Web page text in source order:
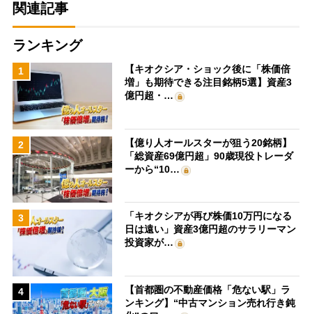
関連記事
ランキング
1
【キオクシア・ショック後に「株価倍
増」も期待できる注目銘柄5選】資産3
億円超・…
2
【億り人オールスターが狙う20銘柄】
「総資産69億円超」90歳現役トレーダ
ーから“10…
3
「キオクシアが再び株価10万円になる
日は遠い」資産3億円超のサラリーマン
投資家が…
4
【首都圏の不動産価格「危ない駅」ラ
ンキング】“中古マンション売れ行き鈍